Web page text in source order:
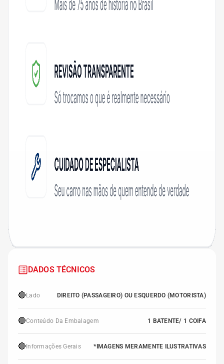
DADOS TÉCNICOS
🔴 Lado DIREITO (PASSAGEIRO) OU ESQUERDO (MOTORISTA)
🔴Conteúdo Da Embalagem 1 BATENTE/ 1 COIFA
🔴 Informações Gerais *IMAGENS MERAMENTE ILUSTRATIVAS